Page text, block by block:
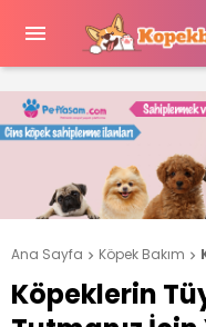

Ana Sayfa  Köpek Bakım 
Köpeklerin